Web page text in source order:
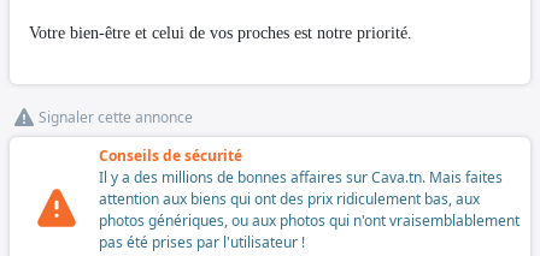
Votre bien-être et celui de vos proches est notre priorité.
Signaler cette annonce
Conseils de sécurité
Il y a des millions de bonnes affaires sur Cava.tn. Mais faites
attention aux biens qui ont des prix ridiculement bas, aux
photos génériques, ou aux photos qui n'ont vraisemblablement
pas été prises par l'utilisateur !